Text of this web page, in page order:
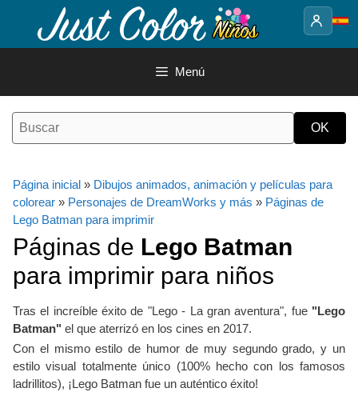
contenido
Menú
Página inicial » Dibujos animados, animación y películas para
colorear » Personajes de DreamWorks y más » Páginas de
Lego Batman para imprimir
Páginas de Lego Batman
para imprimir para niños
Tras el increíble éxito de "Lego - La gran aventura", fue "Lego
Batman" el que aterrizó en los cines en 2017.
Con el mismo estilo de humor de muy segundo grado, y un
estilo visual totalmente único (100% hecho con los famosos
ladrillitos), ¡Lego Batman fue un auténtico éxito!